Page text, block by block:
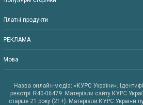
Платні продукти
РЕКЛАМА
Мова
Назва онлайн-медіа: «КУРС України».
реєстрі: R40-06479. Матеріали сайту КУРС
старше 21 року (21+). Матеріали КУРС України